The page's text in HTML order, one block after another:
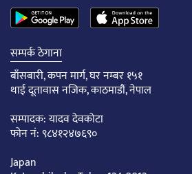
सम्पर्क ठेगाना
बाँसबारी, कपन मार्ग, घर नम्बर १५१
थाई दूतावास नजिक, काठमाडौं, नेपाल
सम्पादक: यादव देवकोटा
फोन नं: ९८४१२४७६९०
Japan